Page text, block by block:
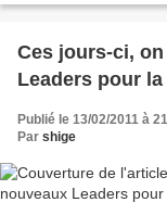
Ces jours-ci,
Leaders pour
Publié le 13/02/2011 à
Par shige